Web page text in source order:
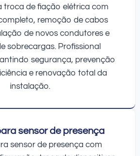
troca de fiação elétrica com
remoção de cabos
de novos condutores e
sobrecargas. Profissional
segurança, prevenção
e renovação total da
instalação.
sensor de presença
sensor de presença com